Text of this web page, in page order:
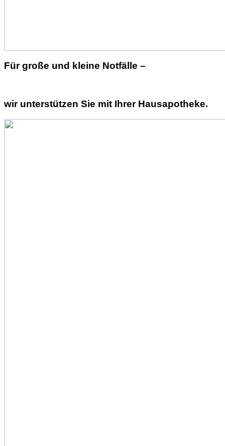
Für große und kleine Notfälle –
wir unterstützen Sie mit Ihrer Hausapotheke.